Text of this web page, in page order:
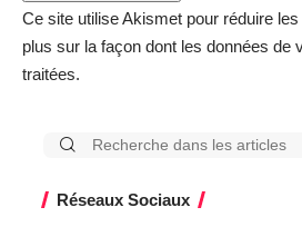
Ce site utilise Akismet pour réduire
plus sur la façon dont les données de
traitées.
Réseaux Sociaux